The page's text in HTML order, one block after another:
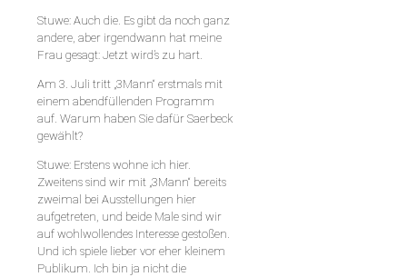
Stuwe: Auch die. Es gibt da noch ganz
andere, aber irgendwann hat meine
Frau gesagt: Jetzt wird’s zu hart.
Am 3. Juli tritt „3Mann“ erstmals mit
einem abendfüllenden Programm
auf. Warum haben Sie dafür Saerbeck
gewählt?
Stuwe: Erstens wohne ich hier.
Zweitens sind wir mit „3Mann“ bereits
zweimal bei Ausstellungen hier
aufgetreten, und beide Male sind wir
auf wohlwollendes Interesse gestoßen.
Und ich spiele lieber vor eher kleinem
Publikum. Ich bin ja nicht die